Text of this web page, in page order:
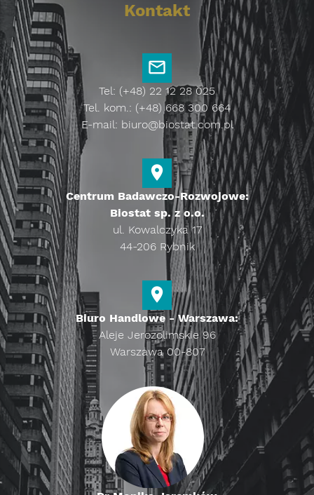
Kontakt
Tel: (+48) 22 12 28 025
Tel. kom.: (+48) 668 300 664
E-mail: biuro@biostat.com.pl
Centrum Badawczo-Rozwojowe:
Biostat sp. z o.o.
ul. Kowalczyka 17
44-206 Rybnik
Biuro Handlowe - Warszawa:
Aleje Jerozolimskie 96
Warszawa 00-807